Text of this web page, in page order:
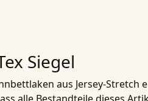
Siegel
aus Jersey-Stretch